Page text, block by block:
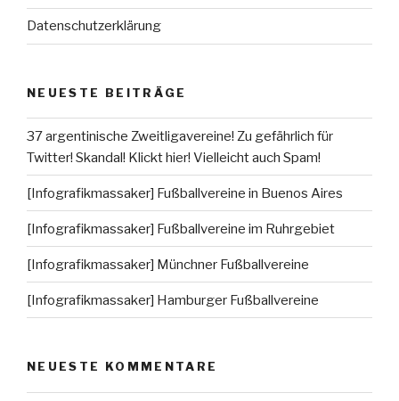
Datenschutzerklärung
NEUESTE BEITRÄGE
37 argentinische Zweitligavereine! Zu gefährlich für
Twitter! Skandal! Klickt hier! Vielleicht auch Spam!
[Infografikmassaker] Fußballvereine in Buenos Aires
[Infografikmassaker] Fußballvereine im Ruhrgebiet
[Infografikmassaker] Münchner Fußballvereine
[Infografikmassaker] Hamburger Fußballvereine
NEUESTE KOMMENTARE